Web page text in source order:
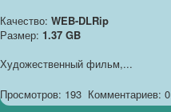
Качество: WEB-DLRip
Размер: 1.37 GB
Художественный фильм,...
Просмотров: 193 Комментариев: 0